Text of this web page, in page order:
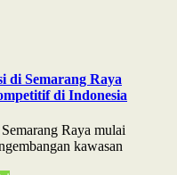
di Semarang Raya
di Indonesia
Raya mulai
kawasan